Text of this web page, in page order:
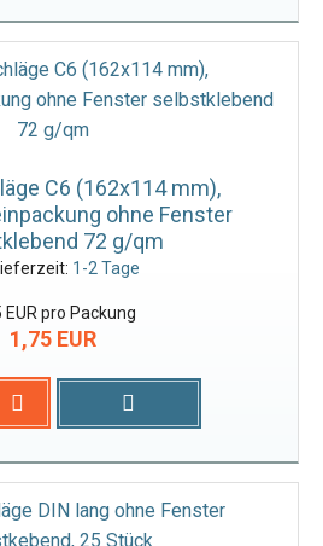
C6 (162x114 mm),
ohne Fenster
72 g/qm
1-2 Tage
EUR pro Packung
1,75 EUR